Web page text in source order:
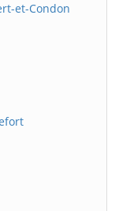
et-Condon